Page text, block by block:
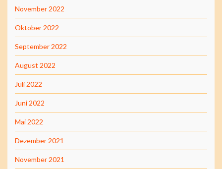
November 2022
Oktober 2022
September 2022
August 2022
Juli 2022
Juni 2022
Mai 2022
Dezember 2021
November 2021